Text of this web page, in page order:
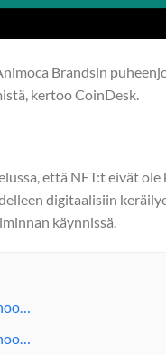
Brandsin
kertoo CoinDesk.
että NFT:t eivät ole
digitaalisiin
käynnissä.